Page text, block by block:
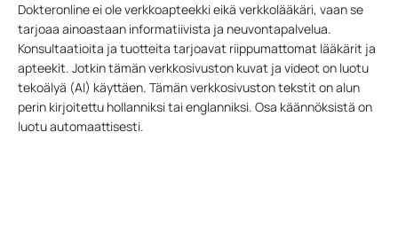
Dokteronline ei ole verkkoapteekki eikä verkkolääkäri, vaan se
tarjoaa ainoastaan informatiivista ja neuvontapalvelua.
Konsultaatioita ja tuotteita tarjoavat riippumattomat lääkärit ja
apteekit. Jotkin tämän verkkosivuston kuvat ja videot on luotu
tekoälyä (AI) käyttäen. Tämän verkkosivuston tekstit on alun
perin kirjoitettu hollanniksi tai englanniksi. Osa käännöksistä on
luotu automaattisesti.